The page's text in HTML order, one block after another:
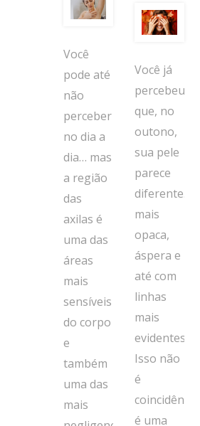
Você
pode até
não
perceber
no dia a
dia… mas
a região
das
axilas é
uma das
áreas
mais
sensíveis
do corpo
e
também
uma das
mais
Você já
percebeu
que, no
outono,
sua pele
parece
diferente…
mais
opaca,
áspera e
até com
linhas
mais
evidentes?
Isso não
é
coincidência,
é uma